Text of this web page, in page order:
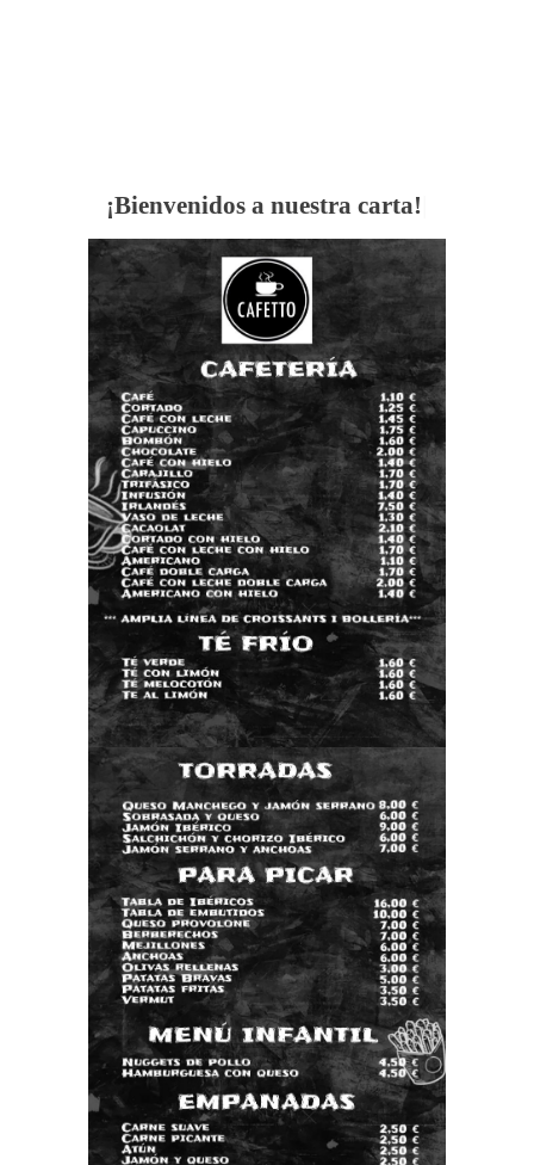
¡Bienvenidos a nuestra carta!